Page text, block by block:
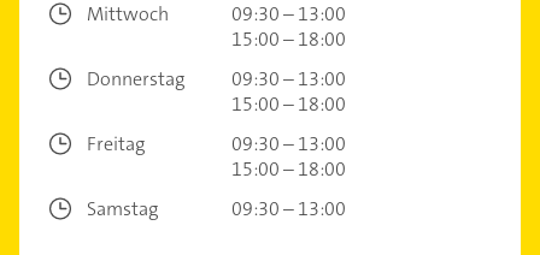
Mittwoch
09:30 – 13:00
15:00 – 18:00
Donnerstag
09:30 – 13:00
15:00 – 18:00
Freitag
09:30 – 13:00
15:00 – 18:00
Samstag
09:30 – 13:00